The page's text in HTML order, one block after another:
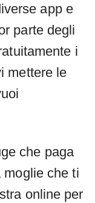
app e
parte degli
i
mettere le
che paga
moglie che ti
online per